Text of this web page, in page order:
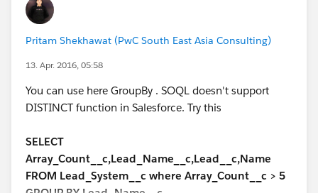
However,This Answers Community is focused on
configuration and design questions. Programmatic
questions are best submitted to the developer forums
https://developer.salesforce.com/forums#!/feedtype=
RECENT&criteria=ALLQUESTIONS&where the forums
troubleshooting and support.
Pritam Shekhawat (PwC South East Asia Consulting)
13. Apr. 2016, 05:58
You can use here GroupBy . SOQL doesn't support
DISTINCT function in Salesforce. Try this
SELECT
Array_Count__c,Lead_Name__c,Lead__c,Name
FROM Lead_System__c where Array_Count__c > 5